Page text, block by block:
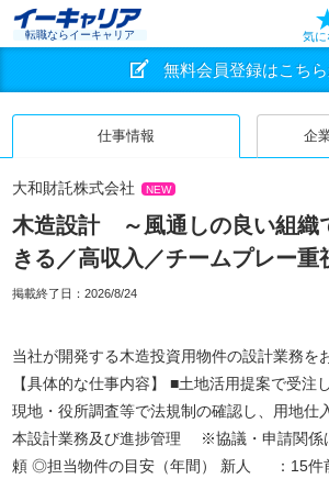
転職ならイーキャリア 気に
無料会員登録はこち
仕事情報 企
大和財託株式会社 NEW
木造設計 ～風通しの良い組織
きる／高収入／チームプレー重
掲載終了日： 2026/8/24
当社が開発する木造投資用物件の設計業務を
【具体的な仕事内容】 ■土地活用提案で受注
現地・役所調査等で法規制の確認し、用地仕
本設計業務及び進捗管理 ※協議・申請関係
頼 ◎担当物件の目安（年間） 新人 ：15件